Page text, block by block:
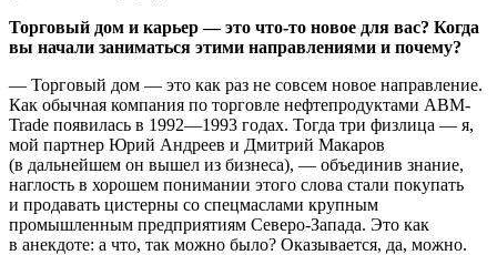
Торговый дом и карьер — это что-то новое для вас? Когда
вы начали заниматься этими направлениями и почему?
— Торговый дом — это как раз не совсем новое направление.
Как обычная компания по торговле нефтепродуктами АВМ-
Trade появилась в 1992—1993 годах. Тогда три физлица — я,
мой партнер Юрий Андреев и Дмитрий Макаров
(в дальнейшем он вышел из бизнеса), — объединив знание,
наглость в хорошем понимании этого слова стали покупать
и продавать цистерны со спецмаслами крупным
промышленным предприятиям Северо-Запада. Это как
в анекдоте: а что, так можно было? Оказывается, да, можно.